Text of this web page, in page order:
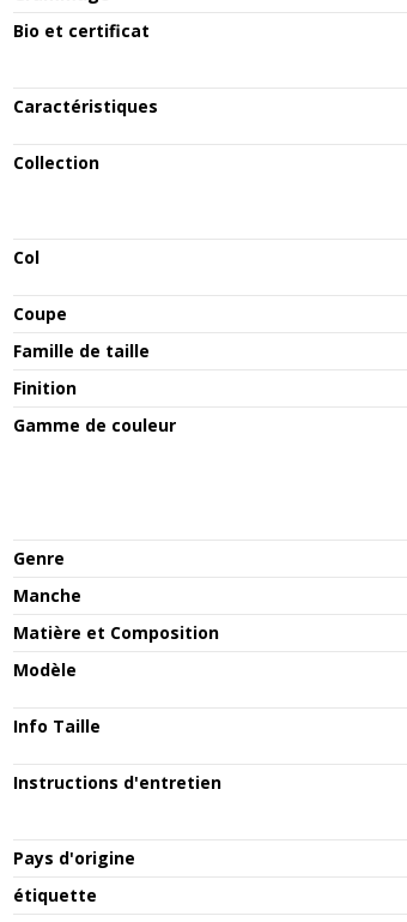
Bio et certificat
Caractéristiques
Collection
Col
Coupe
Famille de taille
Finition
Gamme de couleur
Genre
Manche
Matière et Composition
Modèle
Info Taille
Instructions d'entretien
Pays d'origine
étiquette